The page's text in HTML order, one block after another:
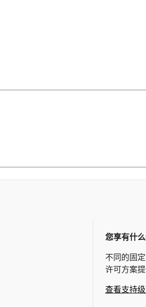
您享有什
不同的固
许可方案
查看支持